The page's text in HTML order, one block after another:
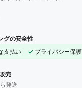
グの安全性
支払い
プライバシー保護
売
発送